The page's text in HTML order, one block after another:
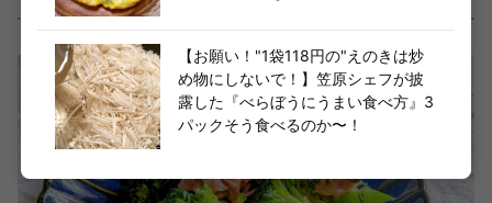
【お願い！"1袋118円の"えのきは炒
め物にしないで！】笠原シェフが披
露した『べらぼうにうまい食べ方』3
パックそう食べるのか〜！